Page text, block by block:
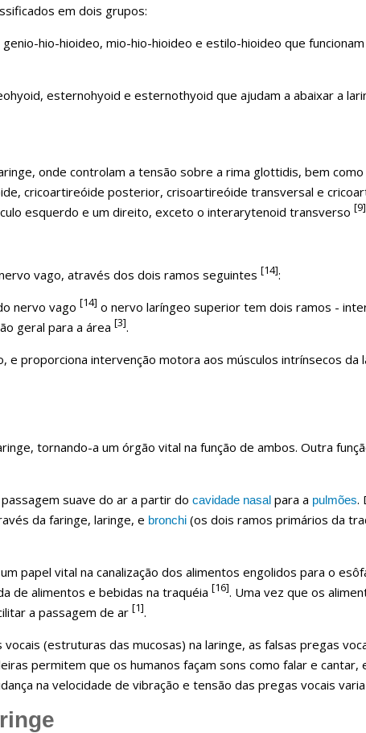
em dois grupos:
hio-hioideo, mio-hio-hioideo e estilo-hioideo que
esternohyoid e esternothyoid que ajudam a abaixar a
onde controlam a tensão sobre a rima glottidis, bem
cricoartireóide posterior, crisoartireóide transversal e
esquerdo e um direito, exceto o interarytenoid transverso [9]
vago, através dos dois ramos seguintes [14]:
nervo vago [14] o nervo laríngeo superior tem dois ramos -
geral para a área [3].
e proporciona intervenção motora aos músculos intrínsecos da
tornando-a um órgão vital na função de ambos. Outra
suave do ar a partir do cavidade nasal para a pulmões.
da faringe, laringe, e bronchi (os dois ramos primários da
papel vital na canalização dos alimentos engolidos para o
de alimentos e bebidas na traquéia [16]. Uma vez que os
a passagem de ar [1].
(estruturas das mucosas) na laringe, as falsas pregas
permitem que os humanos façam sons como falar e cantar,
na velocidade de vibração e tensão das pregas vocais